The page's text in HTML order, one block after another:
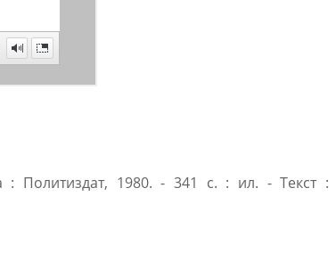
: Политиздат, 1980. - 341 с. : ил. - Текст :